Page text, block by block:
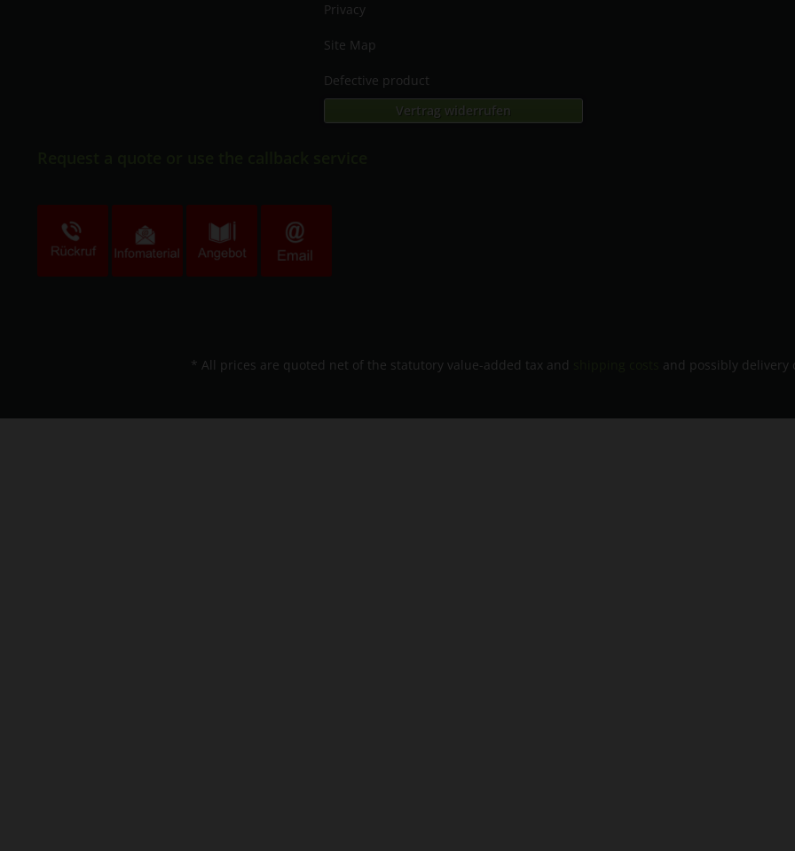
Privacy
Site Map
Defective product
Vertrag widerrufen
* All prices are quoted net of the statutory value-added tax and and possibly delivery